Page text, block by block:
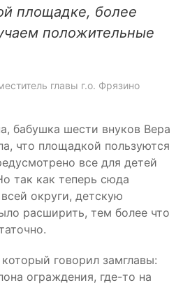
площадке, более
положительные
главы г.о. Фрязино
бабушка шести внуков Вера
что площадкой пользуются
все для детей
так как теперь сюда
округи, детскую
расширить, тем более что
говорил замглавы:
ограждения, где-то на